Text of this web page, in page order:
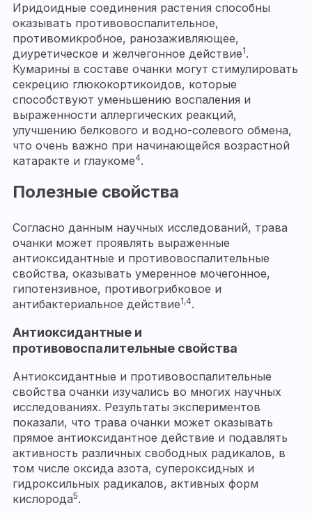
Иридоидные соединения растения способны
оказывать противовоспалительное,
противомикробное, ранозаживляющее,
диуретическое и желчегонное действие1.
Кумарины в составе очанки могут стимулировать
секрецию глюкокортикоидов, которые
способствуют уменьшению воспаления и
выраженности аллергических реакций,
улучшению белкового и водно-солевого обмена,
что очень важно при начинающейся возрастной
катаракте и глаукоме4.
Полезные свойства
Согласно данным научных исследований, трава
очанки может проявлять выраженные
антиоксидантные и противовоспалительные
свойства, оказывать умеренное мочегонное,
гипотензивное, противогрибковое и
антибактериальное действие1,4.
Антиоксидантные и
противовоспалительные свойства
Антиоксидантные и противовоспалительные
свойства очанки изучались во многих научных
исследованиях. Результаты экспериментов
показали, что трава очанки может оказывать
прямое антиоксидантное действие и подавлять
активность различных свободных радикалов, в
том числе оксида азота, супероксидных и
гидроксильных радикалов, активных форм
кислорода5.